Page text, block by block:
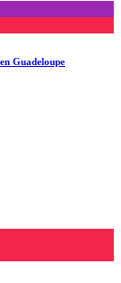
Guadeloupe